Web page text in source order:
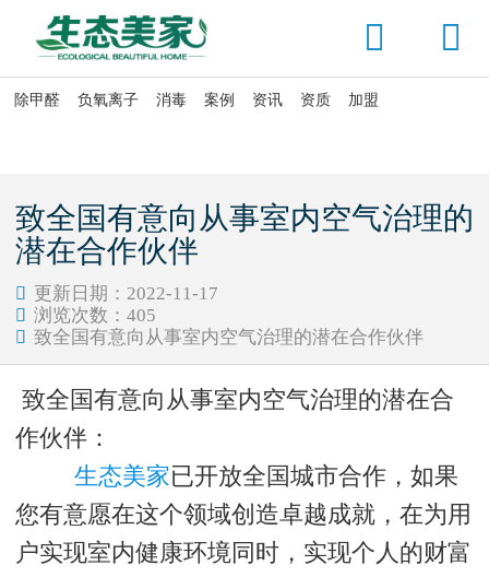


除甲醛 负氧离子 消毒 案例 资讯 资质 加盟
致全国有意向从事室内空气治理的
潜在合作伙伴
 更新日期：2022-11-17
 浏览次数： 405
 致全国有意向从事室内空气治理的潜在合作伙伴
致全国有意向从事室内空气治理的潜在合
作伙伴：
生态美家已开放全国城市合作，如果
您有意愿在这个领域创造卓越成就，在为用
户实现室内健康环境同时，实现个人的财富